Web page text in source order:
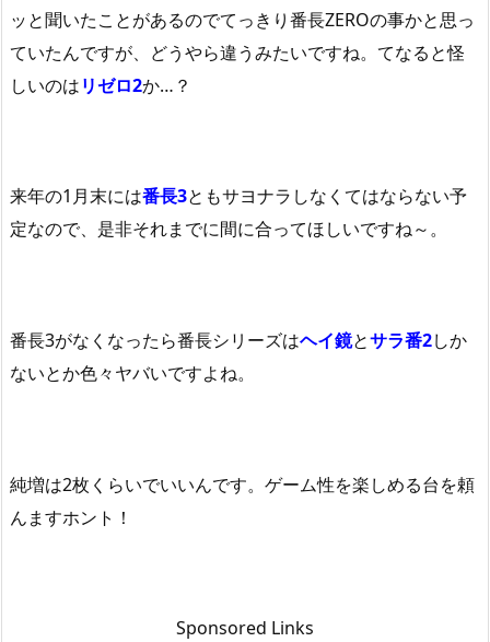
ッと聞いたことがあるのでてっきり番長ZEROの事かと思っ
ていたんですが、どうやら違うみたいですね。てなると怪
しいのはリゼロ2か…？
来年の1月末には番長3ともサヨナラしなくてはならない予
定なので、是非それまでに間に合ってほしいですね～。
番長3がなくなったら番長シリーズはヘイ鏡とサラ番2しか
ないとか色々ヤバいですよね。
純増は2枚くらいでいいんです。ゲーム性を楽しめる台を頼
んますホント！
Sponsored Links